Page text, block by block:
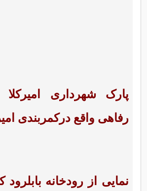
پارک شهرداری امیرکلا
رفاهی واقع درکمربندی
نمایی از رودخانه